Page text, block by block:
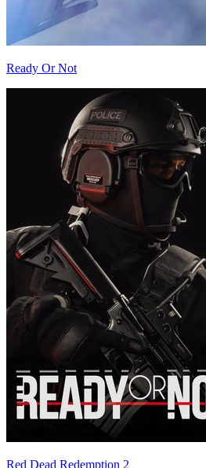
Ready Or Not
Red Dead Redemption 2